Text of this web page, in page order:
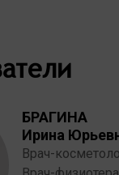
БРАГИНА
Ирина
Врач-